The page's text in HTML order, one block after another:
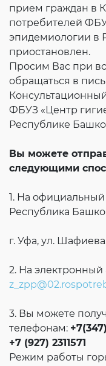
прием граждан в
потребителей
эпидемиологии в
приостановлен.
Просим Вас при
обращаться в
ФБУЗ «Центр
Республике
Вы можете
следующими
1. На
Республика
г. Уфа, ул.
2. На электронный
3. Вы можете
телефонам:
+7 (927) 2311571
Режим работы